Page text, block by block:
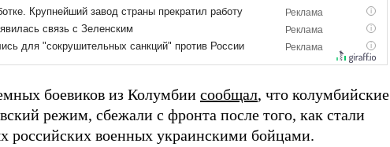
боевиков из Колумбии сообщал, что колумбийские
режим, сбежали с фронта после того, как стали
российских военных украинскими бойцами.